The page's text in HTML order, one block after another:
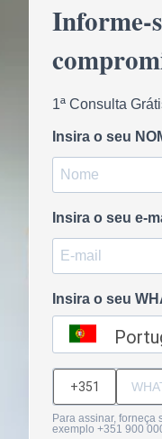
Informe-
1ª Consulta
Insira o seu
Insira o seu e-
Insira o seu
Para assinar, forneça
exemplo +351 900